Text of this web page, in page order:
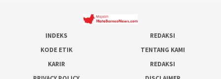
INDEKS
REDAKSI
KODE ETIK
TENTANG KAMI
KARIR
REDAKSI